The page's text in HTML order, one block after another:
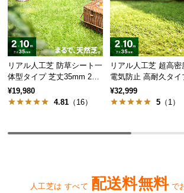
人
気
ア
イ
テ
ム
リアル人工芝 防草シート一
体型タイプ 芝丈35mm 2×1
0m（自然な見た目追求・U
字ピン付）
¥19,980
4.81 （16）
リアル人工芝 超高密
電気防止 高耐久タイ
感を追求 芝丈35mm
m
¥32,999
5（1）
人工芝は すべて 配送料無料 で